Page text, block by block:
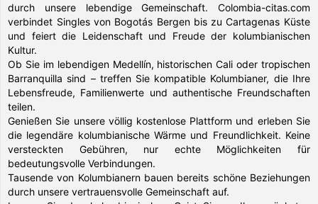
durch unsere lebendige Gemeinschaft. Colombia-citas.com
verbindet Singles von Bogotás Bergen bis zu Cartagenas Küste
und feiert die Leidenschaft und Freude der kolumbianischen
Kultur.
Ob Sie im lebendigen Medellín, historischen Cali oder tropischen
Barranquilla sind – treffen Sie kompatible Kolumbianer, die Ihre
Lebensfreude, Familienwerte und authentische Freundschaften
teilen.
Genießen Sie unsere völlig kostenlose Plattform und erleben Sie
die legendäre kolumbianische Wärme und Freundlichkeit. Keine
versteckten Gebühren, nur echte Möglichkeiten für
bedeutungsvolle Verbindungen.
Tausende von Kolumbianern bauen bereits schöne Beziehungen
durch unsere vertrauensvolle Gemeinschaft auf.